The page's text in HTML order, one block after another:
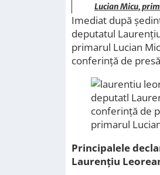
Lucian Micu,
Imediat după
deputatul
primarul Lucian
conferință de
deputatl
conferință de
primarul
Principalele
Laurențiu